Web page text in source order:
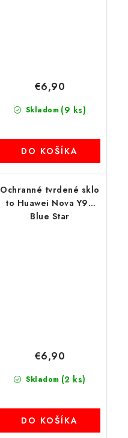
Skladom (9 ks)
€6,90
DO KOŠÍKA
Ochranné tvrdené sklo
to Huawei Nova Y90
Blue Star
Skladom (2 ks)
€6,90
DO KOŠÍKA